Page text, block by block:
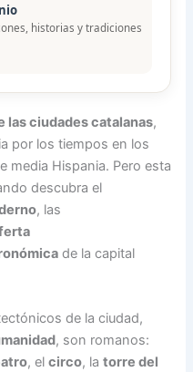
historias y tradiciones
las ciudades catalanas,
por los tiempos en los
media Hispania. Pero esta
descubra el
, las
de la capital
de la ciudad,
, son romanos:
, elcirco, latorre del